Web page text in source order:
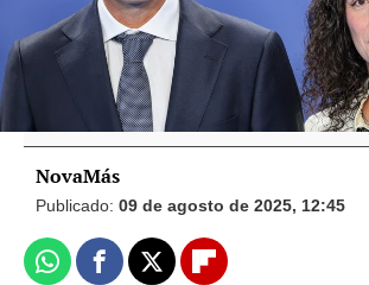
NovaMás
Publicado: 09 de agosto de 2025, 12:45
WhatsappFacebook
X Flipboard